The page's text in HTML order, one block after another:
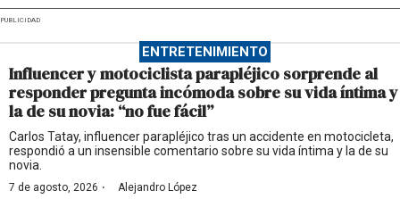
PUBLICIDAD
ENTRETENIMIENTO
Influencer y motociclista parapléjico sorprende al
responder pregunta incómoda sobre su vida íntima y
la de su novia: “no fue fácil”
Carlos Tatay, influencer parapléjico tras un accidente en motocicleta,
respondió a un insensible comentario sobre su vida íntima y la de su
novia.
7 de agosto, 2026 · Alejandro López